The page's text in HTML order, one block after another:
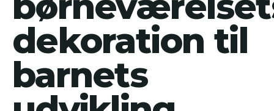
dekoration til
barnets